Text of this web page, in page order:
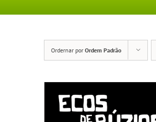
Ordernar por Ordem Padrão